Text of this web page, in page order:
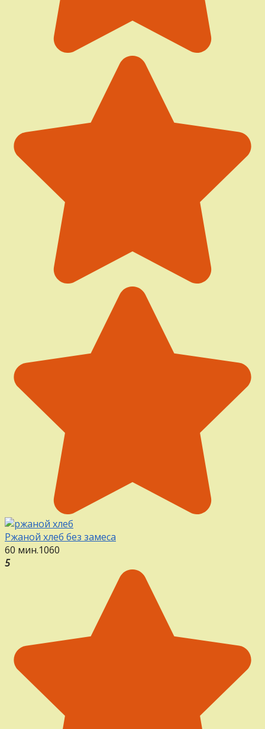
Ржаной хлеб без замеса
60 мин.1060
5